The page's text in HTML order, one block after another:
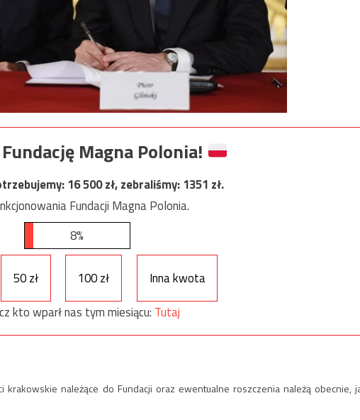
Magna Polonia!
16 500zł, zebraliśmy:1351 zł.
Fundacji Magna Polonia.
8%
50 zł 100 zł
Inna kwota
kto wparł nas tym miesiącu: Tutaj
krakowskie należące do Fundacji oraz ewentualne roszczenia należą obecnie,